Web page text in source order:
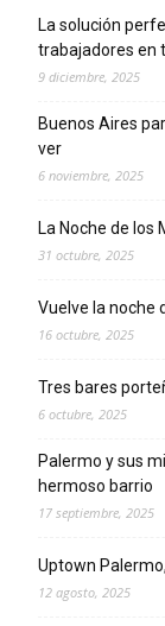
La solución
trabajadores en
9 diciembre, 2025
Buenos Aires
ver
6 noviembre, 2025
La Noche de los
31 octubre, 2025
Vuelve la noche
16 octubre, 2025
Tres bares
6 octubre, 2025
Palermo y sus
hermoso barrio
17 septiembre, 2025
Uptown
12 agosto, 2025